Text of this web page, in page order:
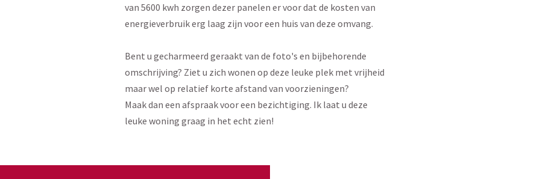
van 5600 kwh zorgen dezer panelen er voor dat de kosten van
energieverbruik erg laag zijn voor een huis van deze omvang.
Bent u gecharmeerd geraakt van de foto's en bijbehorende
omschrijving? Ziet u zich wonen op deze leuke plek met vrijheid
maar wel op relatief korte afstand van voorzieningen?
Maak dan een afspraak voor een bezichtiging. Ik laat u deze
leuke woning graag in het echt zien!